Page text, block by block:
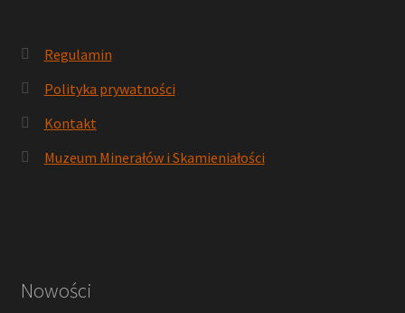
Regulamin
Polityka prywatności
Kontakt
Muzeum Minerałów i Skamieniałości
Nowości